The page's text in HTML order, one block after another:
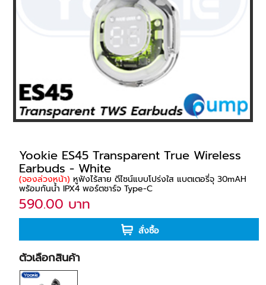
Yookie ES45 Transparent True Wireless
Earbuds - White
(จองล่วงหน้า) หูฟังไร้สาย ดีไซน์แบบโปร่งใส แบตเตอรี่จุ 30mAH
พร้อมกันน้ำ IPX4 พอร์ตชาร์จ Type-C
590.00 บาท
สั่งซื้อ
ตัวเลือกสินค้า